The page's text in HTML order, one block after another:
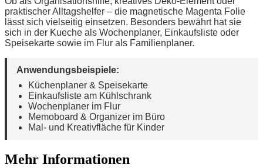
praktischer Alltagshelfer – die magnetische Magenta Folie
lässt sich vielseitig einsetzen. Besonders bewährt hat sie
sich in der Kueche als Wochenplaner, Einkaufsliste oder
Speisekarte sowie im Flur als Familienplaner.
Anwendungsbeispiele:
Küchenplaner & Speisekarte
Einkaufsliste am Kühlschrank
Wochenplaner im Flur
Memoboard & Organizer im Büro
Mal- und Kreativfläche für Kinder
Mehr Informationen